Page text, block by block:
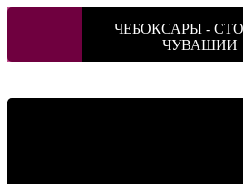
ЧЕБОКСАРЫ -
ЧУВАШИИ